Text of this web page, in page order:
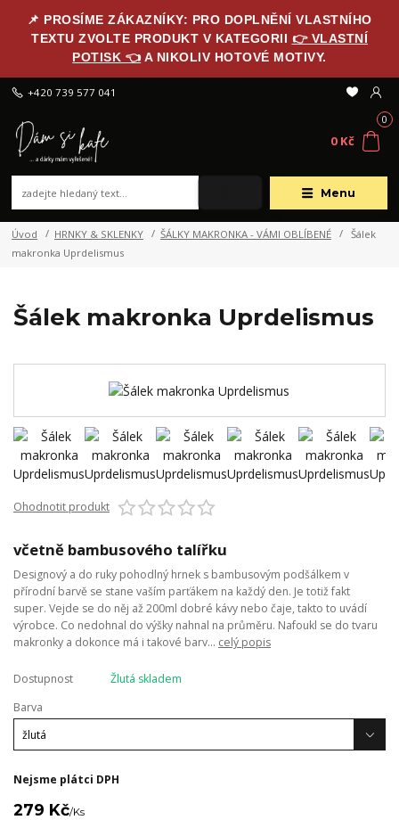
📌 PROSÍME ZÁKAZNÍKY: PRO DOPLNĚNÍ VLASTNÍHO
TEXTU ZVOLTE PRODUKT V KATEGORII 👉 VLASTNÍ
POTISK 👈 A NIKOLIV HOTOVÉ MOTIVY.
Menu
+420 739 577 041
0
0 Kč
Úvod HRNKY & SKLENKY ŠÁLKY MAKRONKA - VÁMI OBLÍBENÉ
Šálek
makronka Uprdelismus
Šálek makronka Uprdelismus
Ohodnotit produkt
včetně bambusového talířku
Designový a do ruky pohodlný hrnek s bambusovým podšálkem v
přírodní barvě se stane vaším parťákem na každý den. Je totiž fakt
super. Vejde se do něj až 200ml dobré kávy nebo čaje, takto to uvádí
výrobce. Co nedohnal do výšky nahnal na průměru. Nafoukl se do tvaru
makronky a dokonce má i takové barv... celý popis
Dostupnost
Žlutá skladem
Barva
Nejsme plátci DPH
279 Kč/Ks